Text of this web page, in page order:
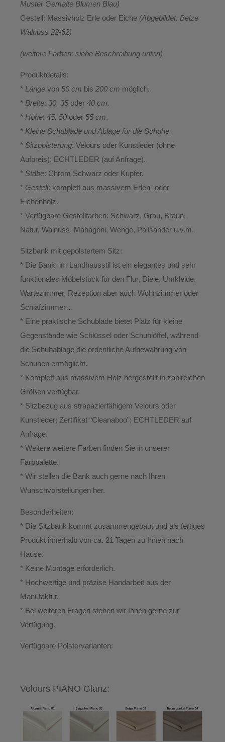
Muster Gemalte Blumen Blau)
Gestell: Massivholz Erle oder Eiche (Abgebildet: Beize
Walnuss 22-62)
(weitere Farben: siehe Beschreibung unten)
Produktdetails:
* Länge von 50 cm bis 200 cm möglich.
* Breite: 30, 35 oder 40 cm.
* Höhe: 45, 50 oder 55 cm.
* Kleine Schublade und Ablage für die Schuhe.
* Sitzpolsterung: Velours oder Kunstleder (ohne
Aufpreis); ECHTLEDER (auf Anfrage).
* Stäbe: Chrom Schwarz oder Kupfer.
* Gestell: komplett aus massivem Erlen- oder
Eichenholz.
* Verfügbare Gestellfarben: Schwarz, Grau, Braun,
Natur, Walnuss, Mahagoni, Wenge, Palisander u.v.m.
Sitzbank mit gepolstertem Sitz:
* Die Bank im Landhausstil ist ein elegantes und sehr
funktionales Möbelstück für den Flur, Diele, Umkleide,
Wartezimmer, Rezeption aber auch Wohnzimmer oder
Schlafzimmer…
* Eine praktische Schublade bietet Platz für kleine
Gegenstände wie Schlüssel oder Schuhlöffel, während
die Schuhablage die ordentliche Aufbewahrung von
Schuhen ermöglicht.
* Komplett aus massivem Holz hergestellt in zahlreichen
Größen verfügbar.
* Sitzbezug aus strapazierfähigem Velours oder
Kunstleder; Zertifikat “Cleanaboo”; ECHTLEDER auf
Anfrage.
* Weitere weitere Farben finden Sie in unserer
Farbpalette.
* Wir stellen die Bank auch gerne nach Ihren
Wunschvorstellungen her.
Besonderheiten:
* Die Sitzbank kommt zusammengebaut und als fertiges
Produkt innerhalb von ca. 21 Tagen zu Ihnen nach
Hause.
* Keine Montage erforderlich.
* Hochwertige und präzise Handarbeit aus der
Manufaktur.
* Bei weiteren Fragen stehen wir Ihnen gerne zur
Verfügung.
Verfügbare Polstervarianten:
Velours PIANO Glanz: